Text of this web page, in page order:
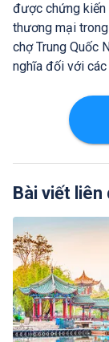
được chứng kiến
thương mại
chợ Trung Quốc
nghĩa đối với
Bài viết liên